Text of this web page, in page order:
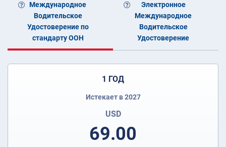
Международное
Водительское
Удостоверение по
стандарту ООН
Электронное
Международное
Водительское
Удостоверение
1 ГОД
Истекает в 2027
USD
69.00